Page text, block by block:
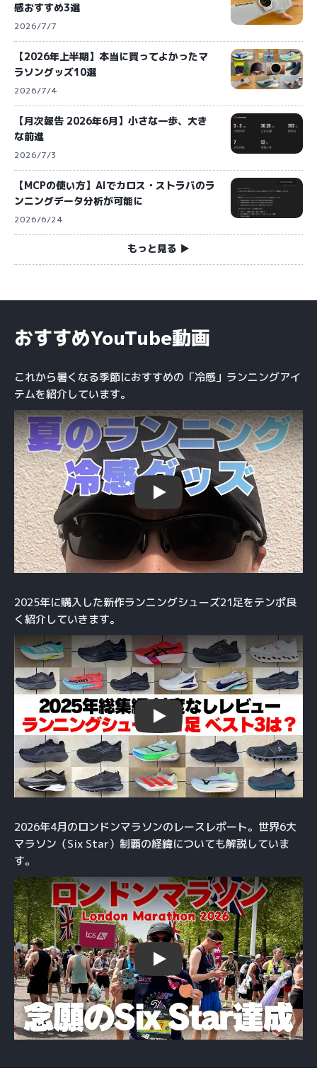
感おすすめ3選
2026/7/7
【2026年上半期】本当に買ってよかったマ
ラソングッズ10選
2026/7/4
【月次報告 2026年6月】小さな一歩、大き
な前進
2026/7/3
【MCPの使い方】AIでカロス・ストラバのラ
ンニングデータ分析が可能に
2026/6/24
もっと見る ▶︎
おすすめYouTube動画
これから暑くなる季節におすすめの「冷感」ランニングアイ
テムを紹介しています。
Play
2025年に購入した新作ランニングシューズ21足をテンポ良
く紹介していきます。
Play
2026年4月のロンドンマラソンのレースレポート。世界6大
マラソン（Six Star）制覇の経緯についても解説していま
す。
Play